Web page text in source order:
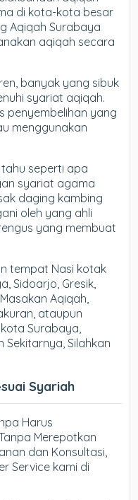
di kota-kota besar
Aqiqah Surabaya
aqiqah secara
banyak yang sibuk
syariat aqiqah.
penyembelihan yang
menggunakan
seperti apa
syariat agama
daging kambing
oleh yang ahli
yang membuat
tempat Nasi kotak
Sidoarjo, Gresik,
Aqiqah,
ataupun
Surabaya,
Sekitarnya, Silahkan
Syariah
Harus
Merepotkan
dan Konsultasi,
Service kami di